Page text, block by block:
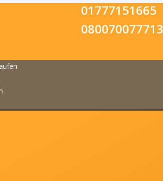
01777151665
080070077713